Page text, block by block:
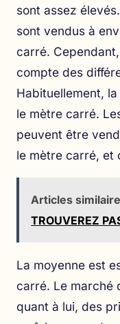
sont assez
sont vendus à
carré.
compte des
Habituellement,
le mètre carré.
peuvent être
le mètre carré, et
Articles
TROUVEREZ
La moyenne est
carré. Le marché
quant à lui, des